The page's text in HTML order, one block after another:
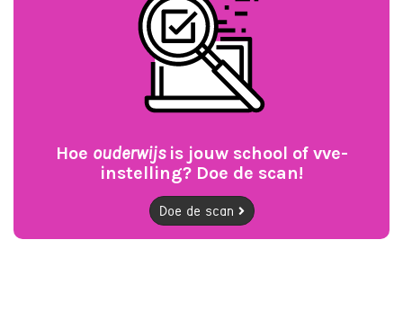
Hoe ouderwijs is jouw school of vve-
instelling? Doe de scan!
Doe de scan